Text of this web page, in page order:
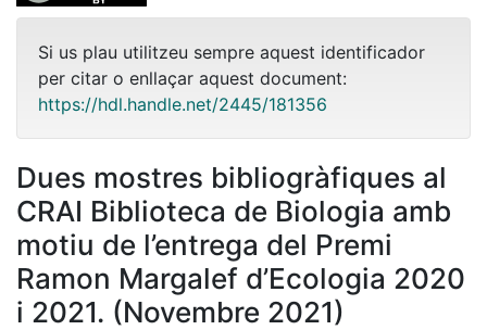
Si us plau utilitzeu sempre aquest identificador
per citar o enllaçar aquest document:
https://hdl.handle.net/2445/181356
Dues mostres bibliogràfiques al
CRAI Biblioteca de Biologia amb
motiu de l’entrega del Premi
Ramon Margalef d’Ecologia 2020
i 2021. (Novembre 2021)